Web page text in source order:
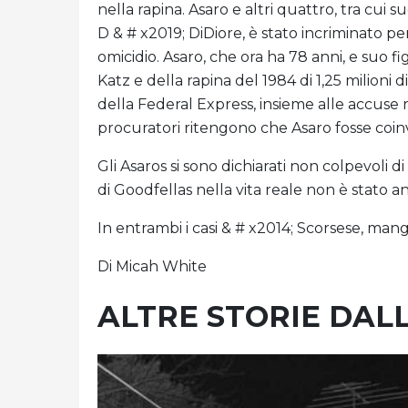
nella rapina. Asaro e altri quattro, tra cui
D & # x2019; DiDiore, è stato incriminato
omicidio. Asaro, che ora ha 78 anni, e suo
Katz e della rapina del 1984 di 1,25
della Federal Express, insieme alle
procuratori ritengono che Asaro fosse
Gli Asaros si sono dichiarati non colpevoli
di Goodfellas nella vita reale non è stato
In entrambi i casi & # x2014; Scorsese,
Di Micah White
ALTRE STORIE